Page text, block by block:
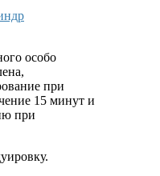
особо
при
15 минут и
при